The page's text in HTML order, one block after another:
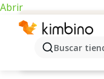
Abrir
Buscar